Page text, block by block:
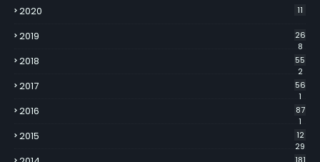
2020 11
2019
26
8
2018
55
2
2017
56
1
2016
87
1
2015
12
29